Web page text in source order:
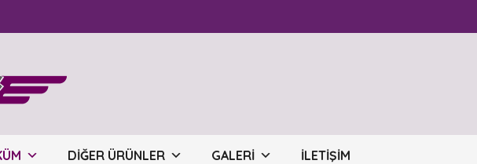
DIĞER ÜRÜNLER GALERI İLETIŞIM